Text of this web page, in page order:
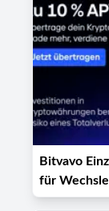
Bitvavo
für